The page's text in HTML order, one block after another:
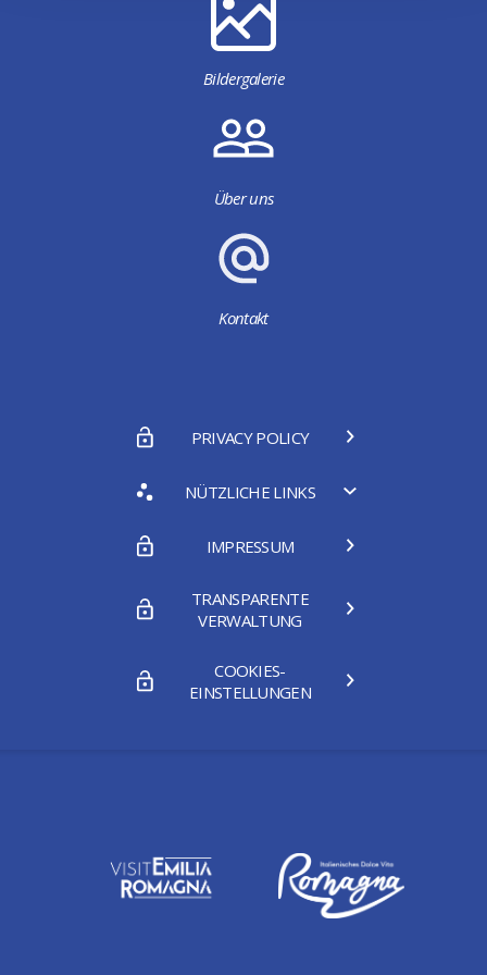
Bildergalerie
Über uns
Kontakt
PRIVACY POLICY
NÜTZLICHE LINKS
IMPRESSUM
TRANSPARENTE
VERWALTUNG
COOKIES-
EINSTELLUNGEN